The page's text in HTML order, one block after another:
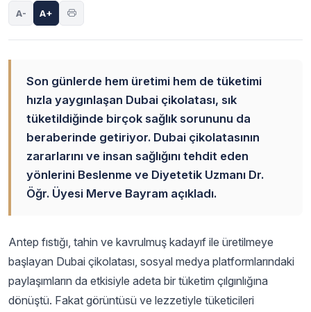
Akademik Takvim
A- A+
Son günlerde hem üretimi hem de tüketimi
hızla yaygınlaşan Dubai çikolatası, sık
tüketildiğinde birçok sağlık sorununu da
beraberinde getiriyor. Dubai çikolatasının
zararlarını ve insan sağlığını tehdit eden
yönlerini Beslenme ve Diyetetik Uzmanı Dr.
Öğr. Üyesi Merve Bayram açıkladı.
Antep fıstığı, tahin ve kavrulmuş kadayıf ile üretilmeye
başlayan Dubai çikolatası, sosyal medya platformlarındaki
paylaşımların da etkisiyle adeta bir tüketim çılgınlığına
dönüştü. Fakat görüntüsü ve lezzetiyle tüketicileri